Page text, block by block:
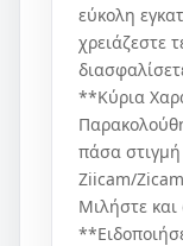
εύκολη
χρειάζεστε
**Κύρια
πάσα
Ziicam/
Μιλήστε και